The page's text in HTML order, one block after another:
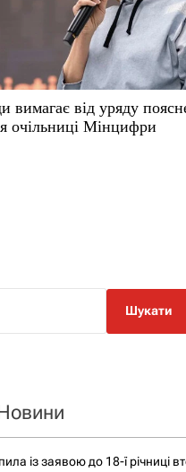
вимагає від уряду
очільниці Мінцифри
із заявою до 18-ї річниці